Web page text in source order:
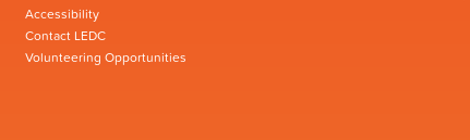
Accessibility
Contact LEDC
Volunteering Opportunities